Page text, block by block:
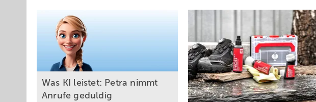
Was KI leistet: Petra ni mmt
Anrufe geduldig